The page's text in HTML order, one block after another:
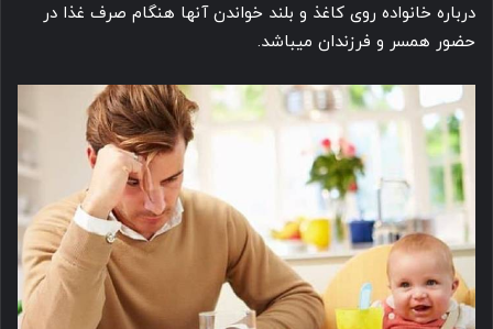
درباره خانواده روی کاغذ و بلند خواندن آنها هنگام صرف غذا در
حضور همسر و فرزندان میباشد.